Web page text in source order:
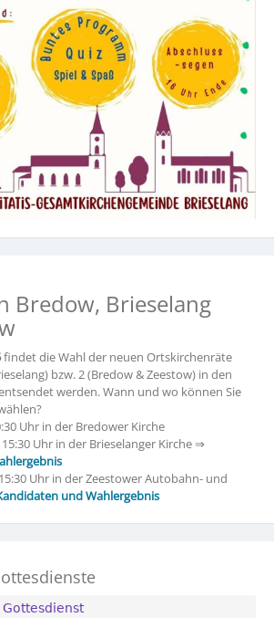
Bredow, Brieselang
findet die Wahl der neuen Ortskirchenräte
bzw. 2 (Bredow & Zeestow) in den
werden. Wann und wo können Sie
Uhr in der Bredower Kirche
Uhr in der Brieselanger Kirche ⇒
Uhr in der Zeestower Autobahn- und
und Wahlergebnis